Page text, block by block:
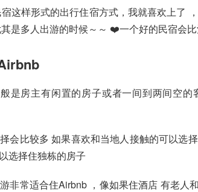
这样形式的出行住宿方式，我就喜欢上了
是多人出游的时候～～ ❤️一个好的民宿会
是房主有闲置的房子或者一间到两间空
会比较多 如果喜欢和当地人接触的可以选
选择住独栋的房子
非常适合住Airbnb ，像如果住酒店 有老人